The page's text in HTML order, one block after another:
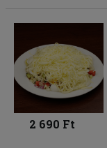
2 690 Ft